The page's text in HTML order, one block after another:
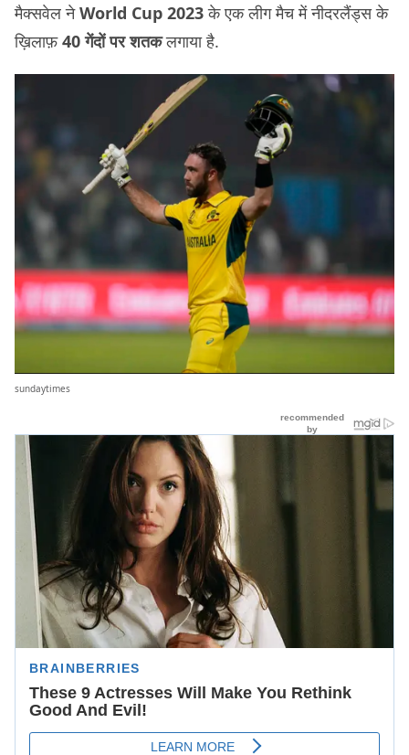
मैक्सवेल नेWorld Cup 2023के एक लीग मैच में नीदरलैंड्स के
ख़िलाफ़40 गेंदों पर शतकलगाया है.
sundaytimes